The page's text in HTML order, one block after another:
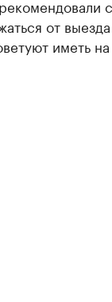
от
иметь